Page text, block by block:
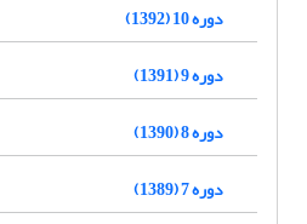
دوره 10 (1392)
دوره 9 (1391)
دوره 8 (1390)
دوره 7 (1389)